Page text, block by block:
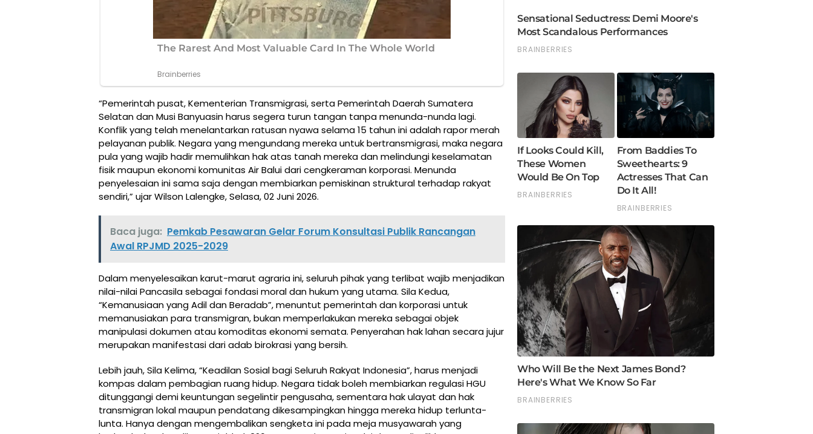
“Pemerintah pusat, Kementerian Transmigrasi, serta Pemerintah Daerah Sumatera
Selatan dan Musi Banyuasin harus segera turun tangan tanpa menunda-nunda lagi.
Konflik yang telah menelantarkan ratusan nyawa selama 15 tahun ini adalah rapor merah
pelayanan publik. Negara yang mengundang mereka untuk bertransmigrasi, maka negara
pula yang wajib hadir memulihkan hak atas tanah mereka dan melindungi keselamatan
fisik maupun ekonomi komunitas Air Balui dari cengkeraman korporasi. Menunda
penyelesaian ini sama saja dengan membiarkan pemiskinan struktural terhadap rakyat
sendiri,” ujar Wilson Lalengke, Selasa, 02 Juni 2026.
Baca juga: Pemkab Pesawaran Gelar Forum Konsultasi Publik Rancangan
Awal RPJMD 2025-2029
Dalam menyelesaikan karut-marut agraria ini, seluruh pihak yang terlibat wajib menjadikan
nilai-nilai Pancasila sebagai fondasi moral dan hukum yang utama. Sila Kedua,
“Kemanusiaan yang Adil dan Beradab”, menuntut pemerintah dan korporasi untuk
memanusiakan para transmigran, bukan memperlakukan mereka sebagai objek
manipulasi dokumen atau komoditas ekonomi semata. Penyerahan hak lahan secara jujur
merupakan manifestasi dari adab birokrasi yang bersih.
Lebih jauh, Sila Kelima, “Keadilan Sosial bagi Seluruh Rakyat Indonesia”, harus menjadi
kompas dalam pembagian ruang hidup. Negara tidak boleh membiarkan regulasi HGU
ditunggangi demi keuntungan segelintir pengusaha, sementara hak ulayat dan hak
transmigran lokal maupun pendatang dikesampingkan hingga mereka hidup terlunta-
lunta. Hanya dengan mengembalikan sengketa ini pada meja musyawarah yang